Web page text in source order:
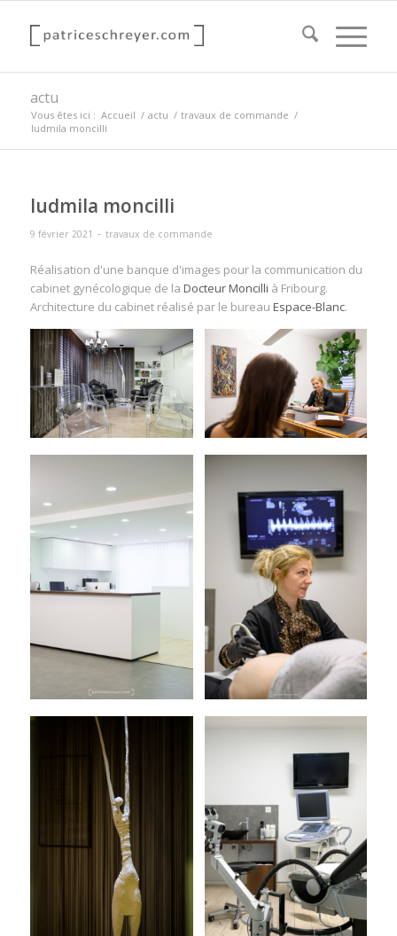
actu
Vous êtes ici : Accueil / actu / travaux de commande /
ludmila moncilli
ludmila moncilli
9 février 2021 - travaux de commande
Réalisation d'une banque d'images pour la communication du
cabinet gynécologique de la Docteur Moncilli à Fribourg.
Architecture du cabinet réalisé par le bureau Espace-Blanc.